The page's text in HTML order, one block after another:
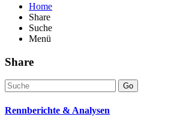
Home
Share
Suche
Menü
Share
Go
Rennberichte & Analysen